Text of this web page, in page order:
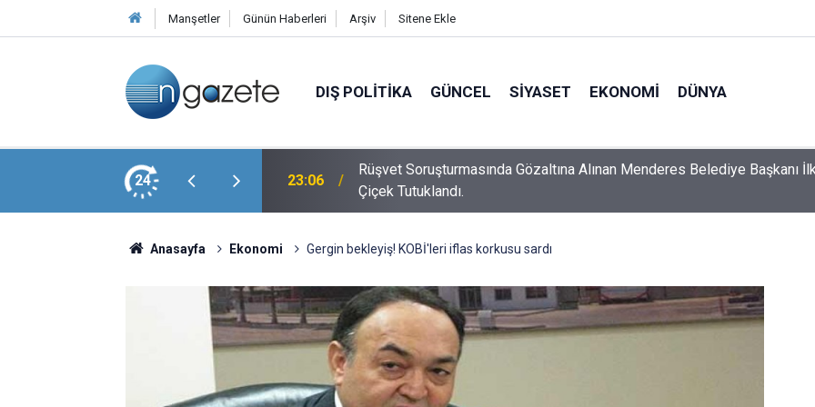
Manşetler Günün Haberleri Arşiv Sitene Ekle
DIŞ POLITIKA GÜNCEL SIYASET EKONOMI DÜNYA
24
Salim Güran Cezaevinden Mektup
23:06
Rüşvet Soruşturmasında Gözaltına Alınan Menderes Belediye Başkanı
Çiçek Tutuklandı.
Anasayfa Ekonomi Gergin bekleyiş! KOBİ'leri iflas korkusu sardı